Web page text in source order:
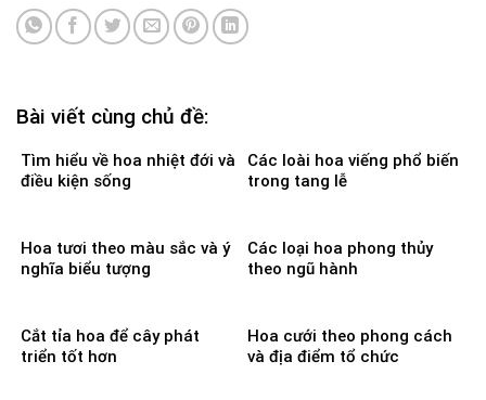
Bài viết cùng chủ đề:
Tìm hiểu về hoa nhiệt đới và
điều kiện sống
Các loài hoa viếng phổ biến
trong tang lễ
Hoa tươi theo màu sắc và ý
nghĩa biểu tượng
Các loại hoa phong thủy
theo ngũ hành
Cắt tỉa hoa để cây phát
triển tốt hơn
Hoa cưới theo phong cách
và địa điểm tổ chức